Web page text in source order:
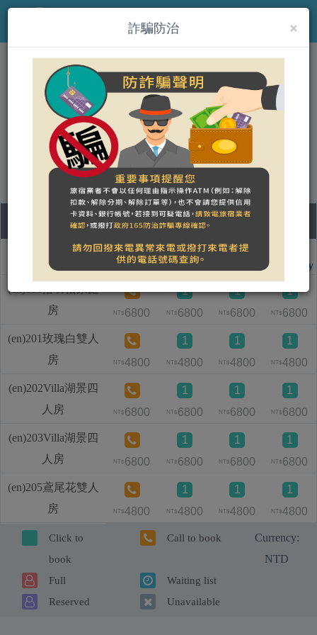
MENU
(en)雲山水VillaHome民宿
營登名稱：雲山水民宿
統一編號：34949947
合法民宿 花蓮縣863號
Room type name
(en)101落羽松家庭
房
(en)201玫瑰白雙人
房
(en)202Villa湖景四
人房
(en)203Villa湖景四
人房
(en)205鳶尾花雙人
房
10
Monday
11
Tuesday
12
WednesdayThursday
NT$ 6800
1
NT$ 6800
1
NT$ 6800
1
NT$ 6800
NT$4800
1
NT$4800
1
NT$4800
1
NT$4800
NT$ 6800
1
NT$ 6800
1
NT$ 6800
1
NT$ 6800
NT$ 6800
1
NT$ 6800
1
NT$ 6800
1
NT$ 6800
NT$4800
1
NT$4800
1
NT$4800
1
NT$4800
Click to
book
Call to book
Full
Waiting list
Reserved
Unavailable
Currency:
NTD
×
詐騙防治